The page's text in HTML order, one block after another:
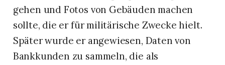
gehen und Fotos von Gebäuden machen
sollte, die er für militärische Zwecke hielt.
Später wurde er angewiesen, Daten von
Bankkunden zu sammeln, die als